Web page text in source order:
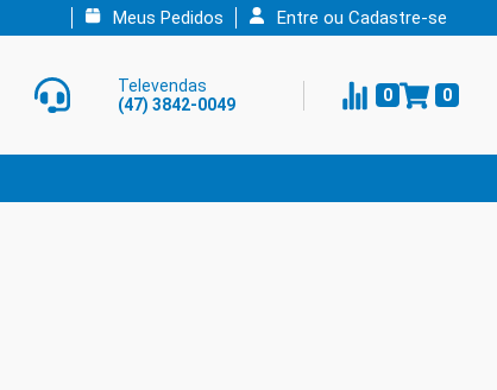
Meus Pedidos Entre ou Cadastre-se
Televendas
(47) 3842-0049
0 0